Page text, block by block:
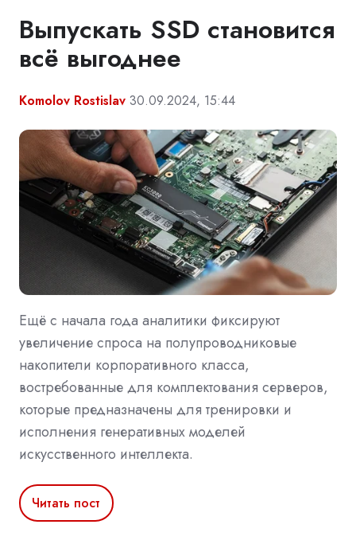
Выпускать SSD становится
всё выгоднее
Komolov Rostislav 30.09.2024, 15:44
Ещё с начала года аналитики фиксируют
увеличение спроса на полупроводниковые
накопители корпоративного класса,
востребованные для комплектования серверов,
которые предназначены для тренировки и
исполнения генеративных моделей
искусственного интеллекта.
Читать пост